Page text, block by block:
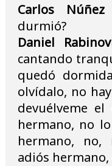
Carlos Núñez
durmió?
Daniel
cantando
quedó
olvídalo, no
devuélveme
hermano, no
hermano, no,
adiós hermano,